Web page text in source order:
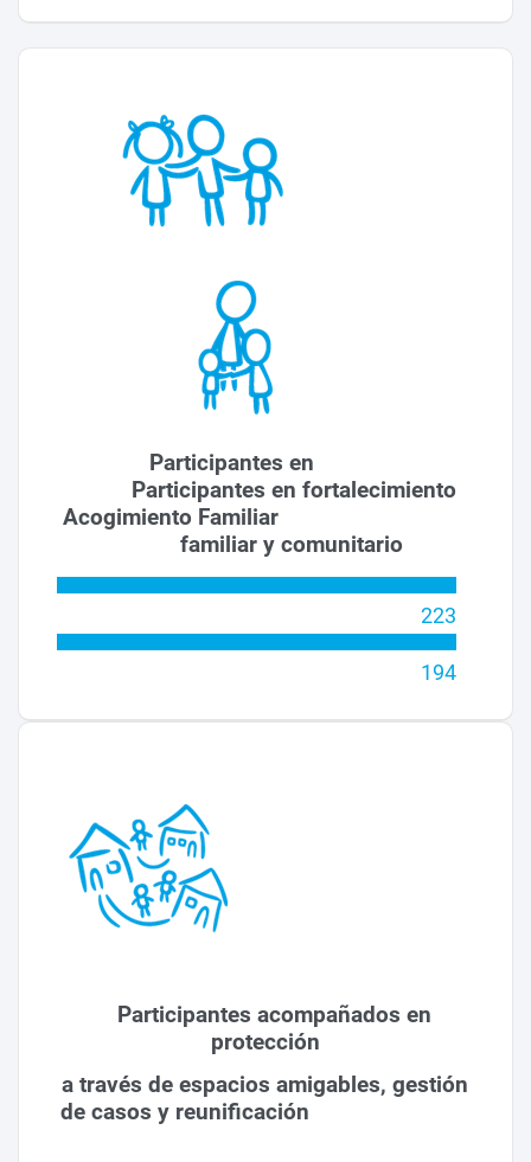
Participantes en
Participantes en fortalecimiento
Acogimiento Familiar
familiar y comunitario
223
194
Participantes acompañados en
protección
a través de espacios amigables, gestión
de casos y reunificación